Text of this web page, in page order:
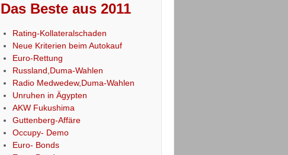
Das Beste aus 2011
Rating-Kollateralschaden
Neue Kriterien beim Autokauf
Euro-Rettung
Russland,Duma-Wahlen
Radio Medwedew,Duma-Wahlen
Unruhen in Ägypten
AKW Fukushima
Guttenberg-Affäre
Occupy- Demo
Euro- Bonds